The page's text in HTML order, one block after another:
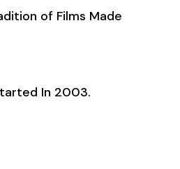
of Films Made
In 2003.